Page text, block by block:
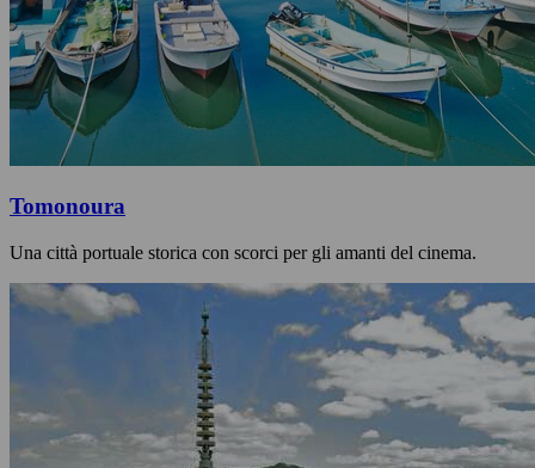
Tomonoura
Una città portuale storica con scorci per gli amanti del cinema.